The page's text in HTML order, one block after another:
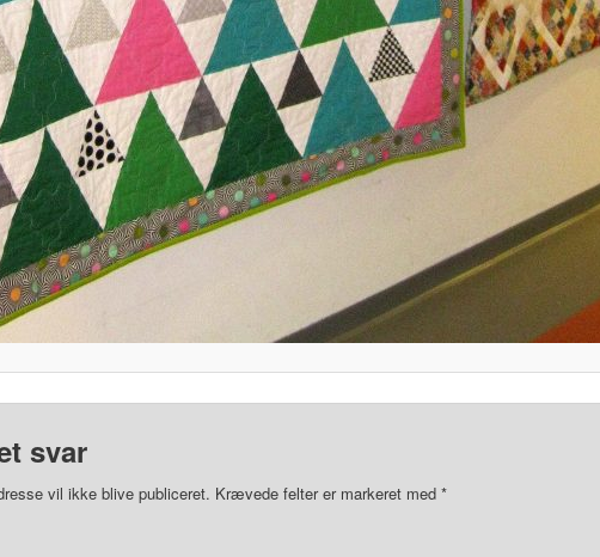
svar
vil ikke blive publiceret. Krævede felter er markeret med *